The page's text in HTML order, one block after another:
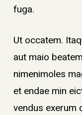
fuga.
Ut occatem.
aut maio
nimenimoles
et endae min
vendus exerum